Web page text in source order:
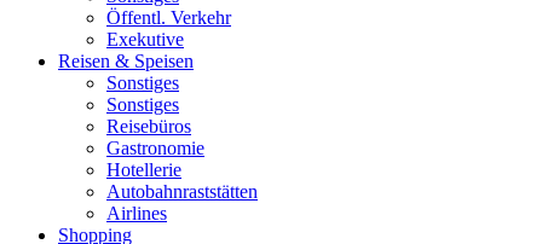
Öffentl. Verkehr
Exekutive
Reisen & Speisen
Sonstiges
Sonstiges
Reisebüros
Gastronomie
Hotellerie
Autobahnraststätten
Airlines
Shopping